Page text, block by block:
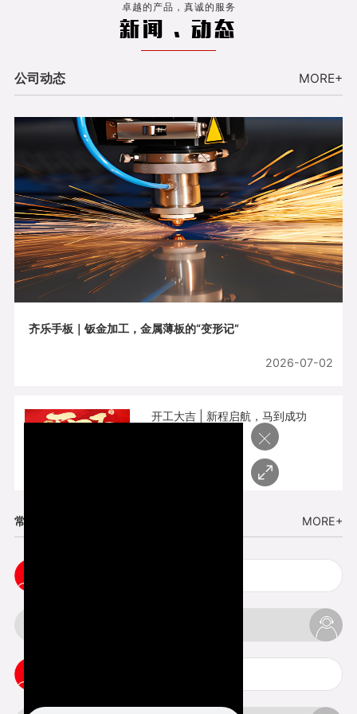
卓越的产品，真诚的服务
新闻 . 动态
公司动态 MORE+
齐乐手板｜钣金加工，金属薄板的“变形记”
2026-07-02
开工大吉 | 新程启航，马到成功
常见问题 MORE+
×